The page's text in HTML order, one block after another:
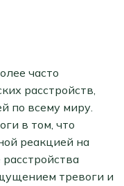
часто
расстройств,
по всему миру.
в том, что
реакцией на
тревоги и